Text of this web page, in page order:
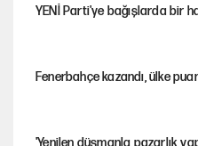
YENİ Parti'ye bağışlarda bir
Fenerbahçe kazandı, ülke